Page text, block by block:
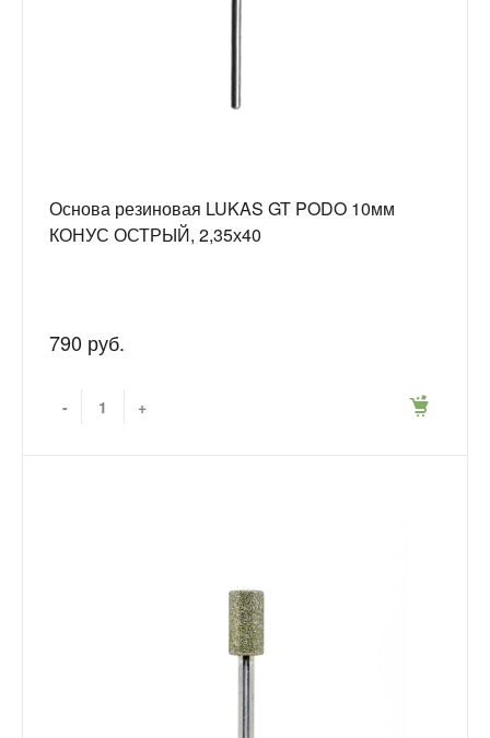
Основа резиновая LUKAS GT PODO 10мм
КОНУС ОСТРЫЙ, 2,35х40
790 руб.
- +